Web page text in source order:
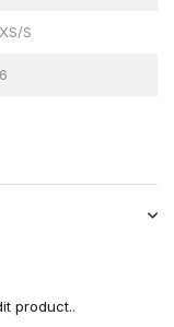
S
product..